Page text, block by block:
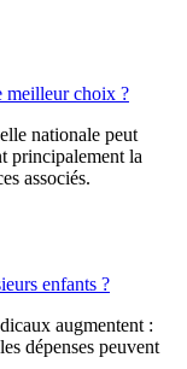
meilleur choix ?
nationale peut
principalement la
associés.
enfants ?
augmentent :
dépenses peuvent